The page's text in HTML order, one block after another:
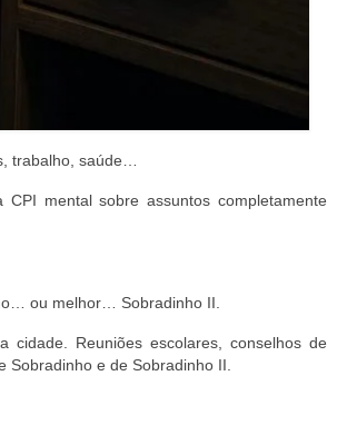
trabalho, saúde…
mental sobre assuntos completamente
ou melhor… Sobradinho II.
cidade. Reuniões escolares, conselhos de
e de Sobradinho II.